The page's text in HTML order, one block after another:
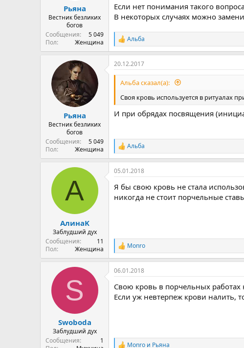
Рьяна
Вестник безликих
богов
Сообщения
5 049
Пол
Женщина
Если нет понимания такого
В некоторых случаях можно
Р
е
а
к
ц
и
Альба
Рьяна
Вестник безликих
богов
Сообщения
5 049
Пол
Женщина
20.12.2017
Альба сказал(а):
Своя кровь используется в ритуалах
И при обрядах посвящения
Р
е
а
к
и
и
Альба
А
АлинаK
Заблудший дух
Сообщения
11
Пол
Женщина
05.01.2018
Я бы свою кровь не стала
никогда не стоит порчельные
Р
е
а
к
и
и
Monro
S
Swoboda
Заблудший дух
Сообщения
1
06.01.2018
Свою кровь в порчельных работах
Если уж невтерпеж крови налить,
Monro и Рьяна